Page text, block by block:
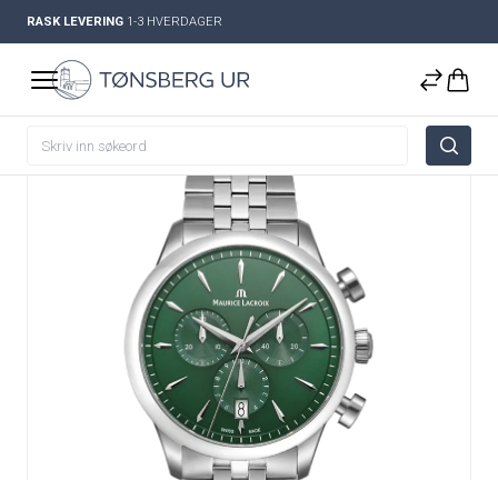
RASK LEVERING 1-3 HVERDAGER